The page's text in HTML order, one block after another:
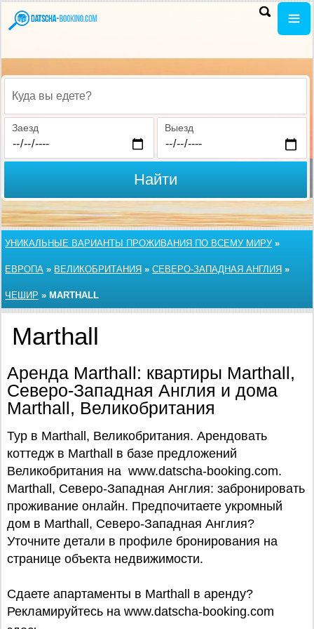
Куда вы едете?
Заезд Выезд
Найти
УНИКАЛЬНЫЕ ВАРИАНТЫ ПРОЖИВАНИЯ ПО ВСЕМУ МИРУ»
ЕВРОПА » ВЕЛИКОБРИТАНИЯ » СЕВЕРО-ЗАПАДНАЯ АНГЛИЯ »
ЧЕШИР » MARTHALL
Marthall
Аренда Marthall: квартиры Marthall,
Северо-Западная Англия и дома
Marthall, Великобритания
Тур в Marthall, Великобритания. Арендовать
коттедж в Marthall в базе предложений
Великобритания на www.datscha-booking.com.
Marthall, Северо-Западная Англия: забронировать
проживание онлайн. Предпочитаете укромный
дом в Marthall, Северо-Западная Англия?
Уточните детали в профиле бронирования на
странице объекта недвижимости.
Сдаете апартаменты в Marthall в аренду?
Рекламируйтесь на www.datscha-booking.com